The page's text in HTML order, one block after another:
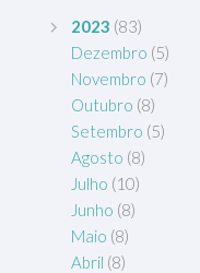
2023 (83)
Dezembro (5)
Novembro (7)
Outubro (8)
Setembro (5)
Agosto (8)
Julho (10)
Junho (8)
Maio (8)
Abril (8)